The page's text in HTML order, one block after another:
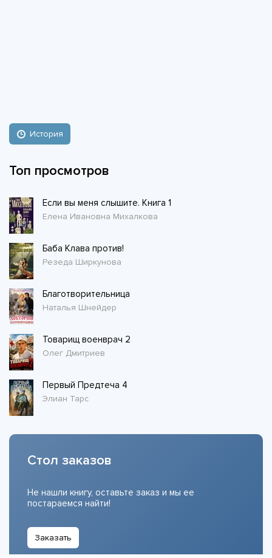
История
Топ просмотров
Если вы меня слышите. Книга 1
Елена Ивановна Михалкова
Баба Клава против!
Резеда Ширкунова
Благотворительница
Наталья Шнейдер
Товарищ военврач 2
Олег Дмитриев
Первый Предтеча 4
Элиан Тарс
Стол заказов
Не нашли книгу, оставьте заказ и мы ее
постараемся найти!
Заказать